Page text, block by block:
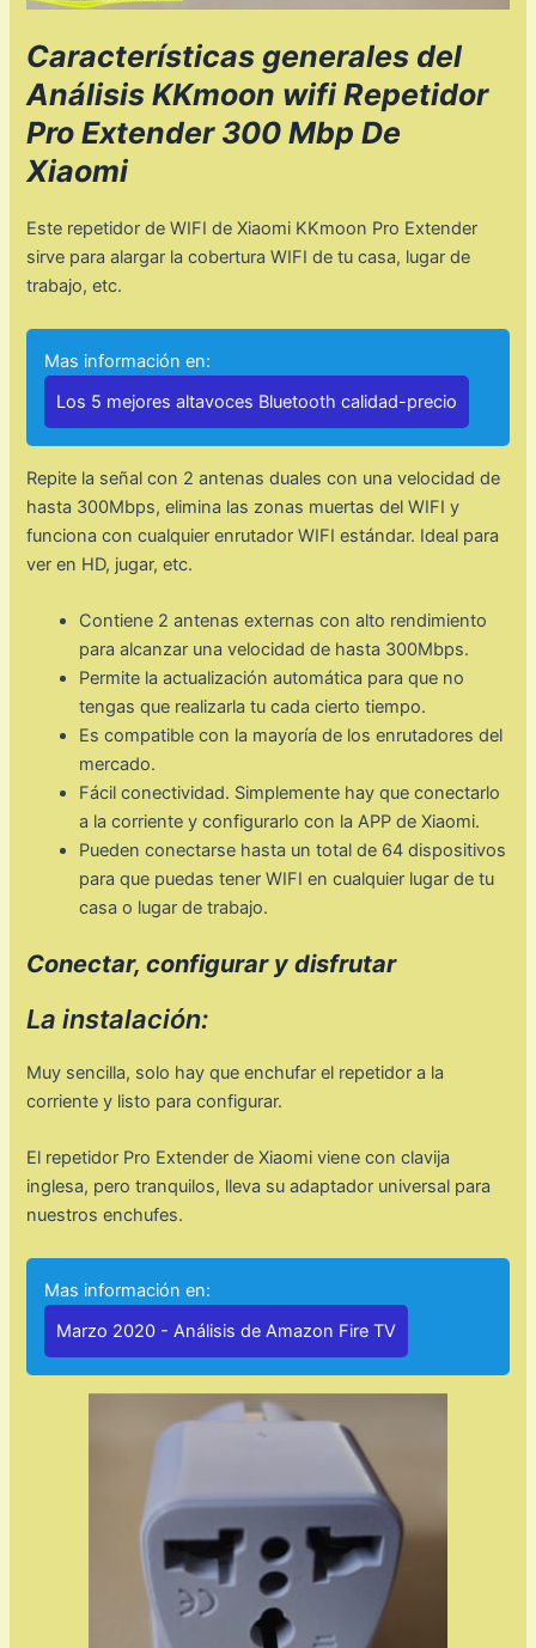
Características generales del
Análisis KKmoon wifi Repetidor
Pro Extender 300 Mbp De
Xiaomi
Este repetidor de WIFI de Xiaomi KKmoon Pro Extender
sirve para alargar la cobertura WIFI de tu casa, lugar de
trabajo, etc.
Mas información en:
Los 5 mejores altavoces Bluetooth calidad-precio
Repite la señal con 2 antenas duales con una velocidad de
hasta 300Mbps, elimina las zonas muertas del WIFI y
funciona con cualquier enrutador WIFI estándar. Ideal para
ver en HD, jugar, etc.
Contiene 2 antenas externas con alto rendimiento
para alcanzar una velocidad de hasta 300Mbps.
Permite la actualización automática para que no
tengas que realizarla tu cada cierto tiempo.
Es compatible con la mayoría de los enrutadores del
mercado.
Fácil conectividad. Simplemente hay que conectarlo
a la corriente y configurarlo con la APP de Xiaomi.
Pueden conectarse hasta un total de 64 dispositivos
para que puedas tener WIFI en cualquier lugar de tu
casa o lugar de trabajo.
Conectar, configurar y disfrutar
La instalación:
Muy sencilla, solo hay que enchufar el repetidor a la
corriente y listo para configurar.
El repetidor Pro Extender de Xiaomi viene con clavija
inglesa, pero tranquilos, lleva su adaptador universal para
nuestros enchufes.
Mas información en:
Marzo 2020 - Análisis de Amazon Fire TV